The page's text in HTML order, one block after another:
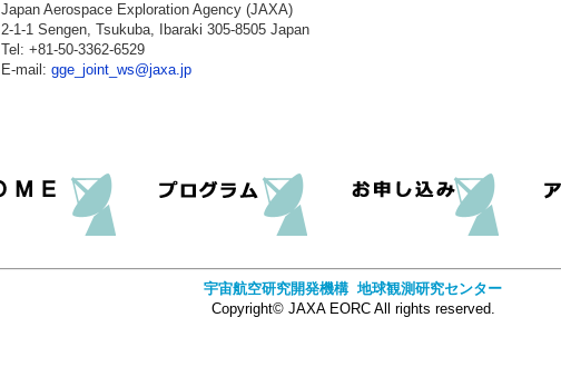
Japan Aerospace Exploration Agency (JAXA)
2-1-1 Sengen, Tsukuba, Ibaraki 305-8505 Japan
Tel: +81-50-3362-6529
E-mail: gge_joint_ws@jaxa.jp
宇宙航空研究開発機構 地球観測研究センター
Copyright© JAXA EORC All rights reserved.